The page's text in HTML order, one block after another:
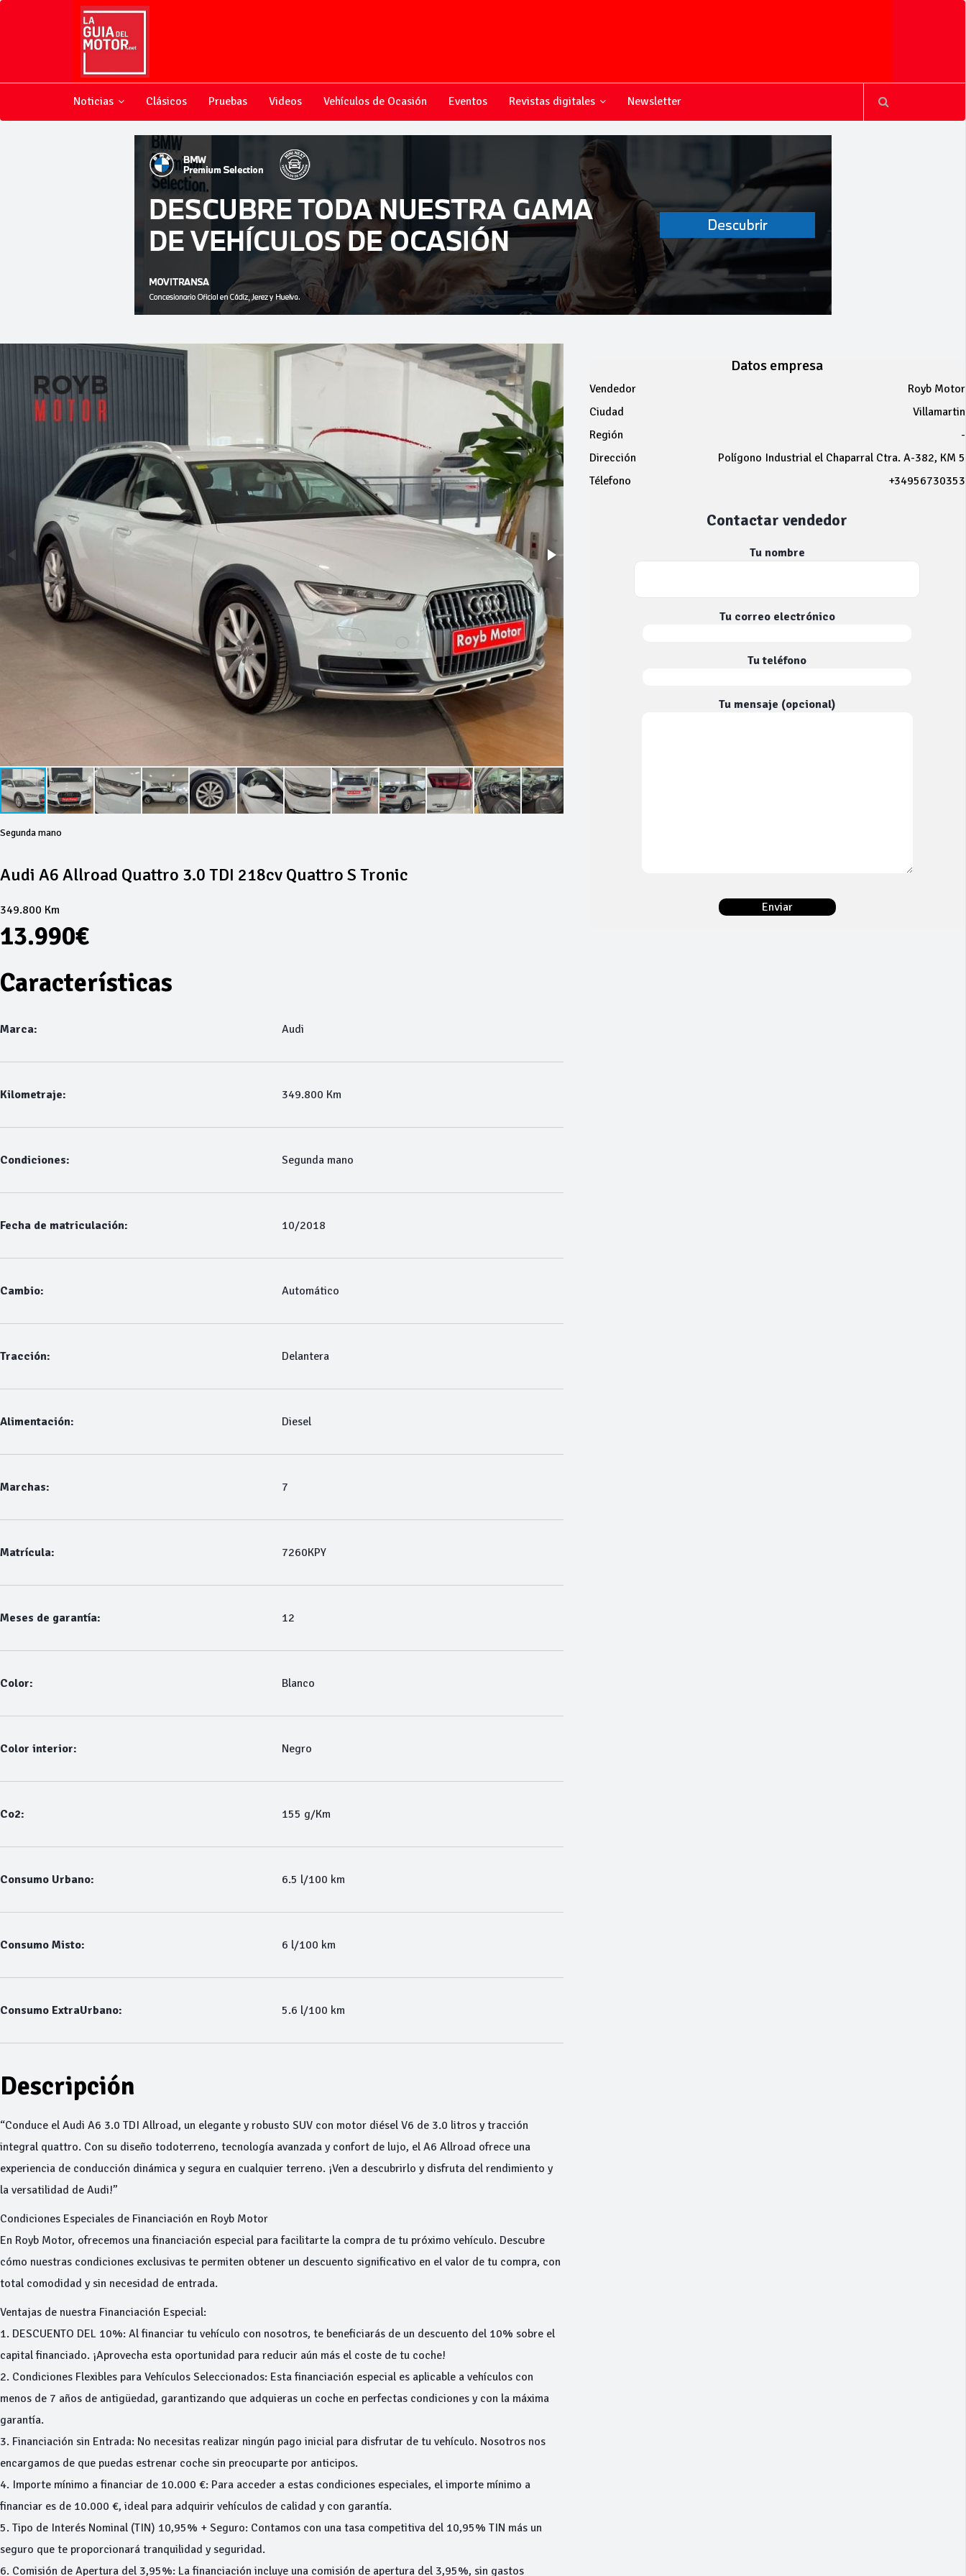
Noticias Clásicos Pruebas Videos Vehículos de Ocasión Eventos Revistas digitales Newsletter
Segunda mano
Audi A6 Allroad Quattro 3.0 TDI 218cv Quattro S Tronic
349.800 Km
13.990€
Características
Marca: Audi
Kilometraje: 349.800 Km
Condiciones: Segunda mano
Fecha de matriculación: 10/2018
Cambio: Automático
Tracción: Delantera
Alimentación: Diesel
Marchas: 7
Matrícula: 7260KPY
Meses de garantía: 12
Color: Blanco
Color interior: Negro
Co2: 155 g/Km
Consumo Urbano: 6.5 l/100 km
Consumo Misto: 6 l/100 km
Consumo ExtraUrbano: 5.6 l/100 km
Descripción
“Conduce el Audi A6 3.0 TDI Allroad, un elegante y robusto SUV con motor diésel V6 de 3.0 litros y tracción
integral quattro. Con su diseño todoterreno, tecnología avanzada y confort de lujo, el A6 Allroad ofrece una
experiencia de conducción dinámica y segura en cualquier terreno. ¡Ven a descubrirlo y disfruta del rendimiento y
la versatilidad de Audi!”
Condiciones Especiales de Financiación en Royb Motor
En Royb Motor, ofrecemos una financiación especial para facilitarte la compra de tu próximo vehículo. Descubre
cómo nuestras condiciones exclusivas te permiten obtener un descuento significativo en el valor de tu compra, con
total comodidad y sin necesidad de entrada.
Ventajas de nuestra Financiación Especial:
1. DESCUENTO DEL 10%: Al financiar tu vehículo con nosotros, te beneficiarás de un descuento del 10% sobre el
capital financiado. ¡Aprovecha esta oportunidad para reducir aún más el coste de tu coche!
2. Condiciones Flexibles para Vehículos Seleccionados: Esta financiación especial es aplicable a vehículos con
menos de 7 años de antigüedad, garantizando que adquieras un coche en perfectas condiciones y con la máxima
garantía.
3. Financiación sin Entrada: No necesitas realizar ningún pago inicial para disfrutar de tu vehículo. Nosotros nos
encargamos de que puedas estrenar coche sin preocuparte por anticipos.
4. Importe mínimo a financiar de 10.000 €: Para acceder a estas condiciones especiales, el importe mínimo a
financiar es de 10.000 €, ideal para adquirir vehículos de calidad y con garantía.
5. Tipo de Interés Nominal (TIN) 10,95% + Seguro: Contamos con una tasa competitiva del 10,95% TIN más un
seguro que te proporcionará tranquilidad y seguridad.
6. Comisión de Apertura del 3,95%: La financiación incluye una comisión de apertura del 3,95%, sin gastos
Datos empresa
Vendedor
Royb Motor
Ciudad
Villamartin
Región
-
Dirección
Polígono Industrial el Chaparral Ctra. A-382, KM 5
Télefono
+34956730353
Contactar vendedor
Tu nombre
Tu correo electrónico
Tu teléfono
Tu mensaje (opcional)